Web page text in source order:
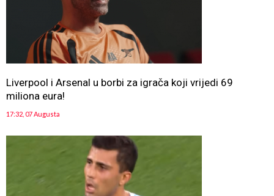
Liverpool i Arsenal u borbi za igrača koji vrijedi 69
miliona eura!
17:32, 07 Augusta